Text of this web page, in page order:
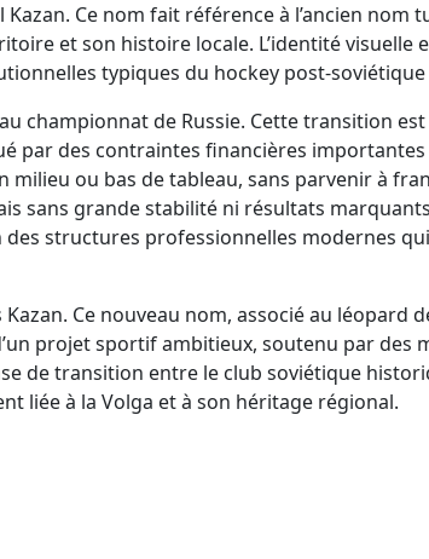
Ce nom fait référence à l’ancien nom
et son histoire locale. L’identité visuelle
typiques du hockey post-
championnat de Russie. Cette transition
par des contraintes financières
ou bas de tableau, sans parvenir à
sans grande stabilité ni résultats
structures professionnelles modernes
Ce nouveau nom, associé au léopard
projet sportif ambitieux, soutenu par des
de transition entre le club soviétique
liée à la Volga et à son héritage régional.